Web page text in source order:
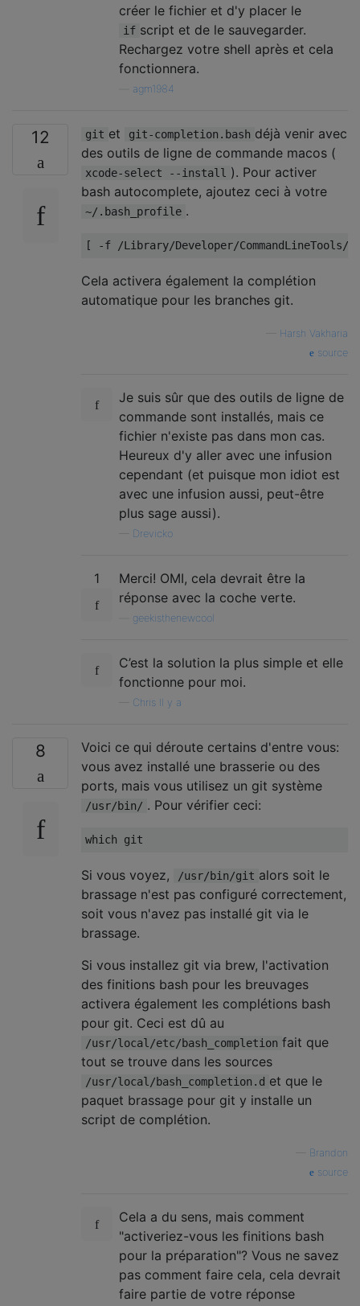
créer le fichier et d'y placer le
if script et de le sauvegarder.
Rechargez votre shell après et cela
fonctionnera.
agm1984
12 git et git-completion.bash déjà venir avec
des outils de ligne de commande macos (
xcode-select --install ). Pour activer
bash autocomplete, ajoutez ceci à votre
~/.bash_profile .
[ -f /Library/Developer/CommandLineTools/
Cela activera également la complétion
automatique pour les branches git.
Harsh Vakharia
source
Je suis sûr que des outils de ligne de
commande sont installés, mais ce
fichier n'existe pas dans mon cas.
Heureux d'y aller avec une infusion
cependant (et puisque mon idiot est
avec une infusion aussi, peut-être
plus sage aussi).
Drevicko
1
Merci! OMI, cela devrait être la
réponse avec la coche verte.
geekisthenewcool
C’est la solution la plus simple et elle
fonctionne pour moi.
Chris Il y a
8
Voici ce qui déroute certains d'entre vous:
vous avez installé une brasserie ou des
ports, mais vous utilisez un git système
/usr/bin/ . Pour vérifier ceci:
which git
Si vous voyez, /usr/bin/git alors soit le
brassage n'est pas configuré correctement,
soit vous n'avez pas installé git via le
brassage.
Si vous installez git via brew, l'activation
des finitions bash pour les breuvages
activera également les complétions bash
pour git. Ceci est dû au
/usr/local/etc/bash_completion fait que
tout se trouve dans les sources
/usr/local/bash_completion.d et que le
paquet brassage pour git y installe un
script de complétion.
Brandon
source
Cela a du sens, mais comment
"activeriez-vous les finitions bash
pour la préparation"? Vous ne savez
pas comment faire cela, cela devrait
faire partie de votre réponse